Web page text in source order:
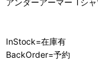
アンダーアーマー Tシ
InStock=在庫有
BackOrder=予約